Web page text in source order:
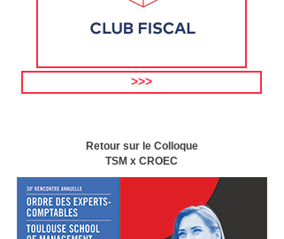
>>>
Retour sur le Colloque
TSM x CROEC